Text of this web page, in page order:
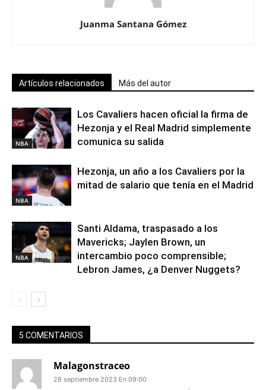
Juanma Santana Gómez
Artículos relacionados Más del autor
NBA
Los Cavaliers hacen oficial la firma de
Hezonja y el Real Madrid simplemente
comunica su salida
NBA
Hezonja, un año a los Cavaliers por la
mitad de salario que tenía en el Madrid
NBA
Santi Aldama, traspasado a los
Mavericks; Jaylen Brown, un
intercambio poco comprensible;
Lebron James, ¿a Denver Nuggets?
5 COMENTARIOS
Malagonstraceo
28 septiembre 2023 En 09:00